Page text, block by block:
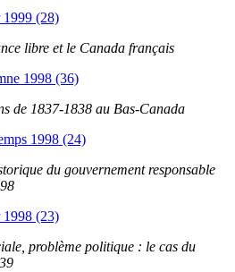
1999 (28)
libre et le Canada français
1998 (36)
de 1837-1838 au Bas-Canada
1998 (24)
du gouvernement responsable
1998 (23)
problème politique : le cas du